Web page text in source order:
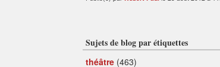
Sujets de blog par étiquettes
théâtre (463)